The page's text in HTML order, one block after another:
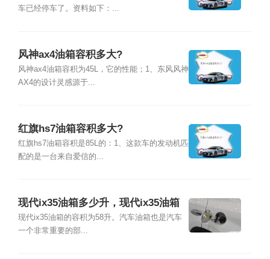
车已经停车了。资料如下：...
风神ax4油箱容积多大?
风神ax4油箱容积为45L，它的性能；1、东风风神
AX4的设计灵感源于...
红旗hs7油箱容积多大?
红旗hs7油箱容积是85L的：1、这款车的发动机匹
配的是一台来自爱信的...
现代ix35油箱多少升，现代ix35油箱
容积
现代ix35油箱的容积为58升。汽车油箱也是汽车
一个非常重要的部...